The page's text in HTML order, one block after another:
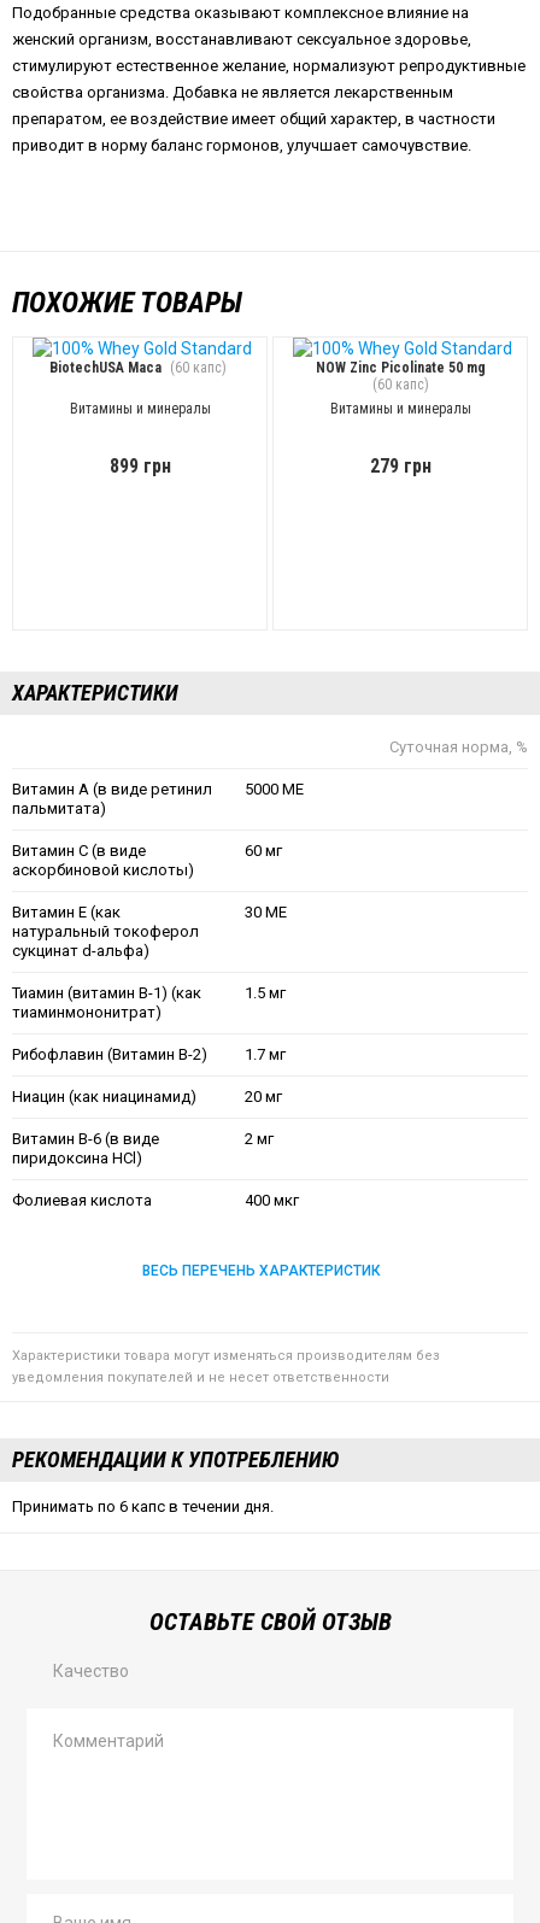
Подобранные средства оказывают комплексное влияние на
женский организм, восстанавливают сексуальное здоровье,
стимулируют естественное желание, нормализуют репродуктивные
свойства организма. Добавка не является лекарственным
препаратом, ее воздействие имеет общий характер, в частности
приводит в норму баланс гормонов, улучшает самочувствие.
ПОХОЖИЕ ТОВАРЫ
BiotechUSA Maca (60 капс)
Витамины и минералы
899 грн
NOW Zinc Picolinate 50 mg
(60 капс)
Витамины и минералы
279 грн
ХАРАКТЕРИСТИКИ
Суточная норма, %
Витамин А (в виде ретинил
пальмитата)
5000 МЕ
Витамин С (в виде
аскорбиновой кислоты)
60 мг
Витамин Е (как
натуральный токоферол
сукцинат d-альфа)
30 МЕ
Тиамин (витамин B-1) (как
тиаминмононитрат)
1.5 мг
Рибофлавин (Витамин В-2) 1.7 мг
Ниацин (как ниацинамид) 20 мг
Витамин B-6 (в виде
пиридоксина HCl)
2 мг
Фолиевая кислота 400 мкг
ВЕСЬ ПЕРЕЧЕНЬ ХАРАКТЕРИСТИК
Характеристики товара могут изменяться производителям без
уведомления покупателей и не несет ответственности
РЕКОМЕНДАЦИИ К УПОТРЕБЛЕНИЮ
Принимать по 6 капс в течении дня.
ОСТАВЬТЕ СВОЙ ОТЗЫВ
Качество